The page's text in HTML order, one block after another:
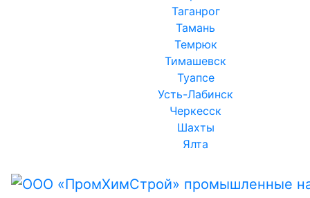
Таганрог
Тамань
Темрюк
Тимашевск
Туапсе
Усть-Лабинск
Черкесск
Шахты
Ялта